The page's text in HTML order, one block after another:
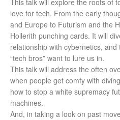
This talk will explore the roots of
love for tech. From the early
and Europe to Futurism and the
Hollerith punching cards. It will
relationship with cybernetics,
“tech bros” want to lure us in.
This talk will address the often
when people get comfy with
how to stop a white supremacy
machines.
And, in taking a look on past